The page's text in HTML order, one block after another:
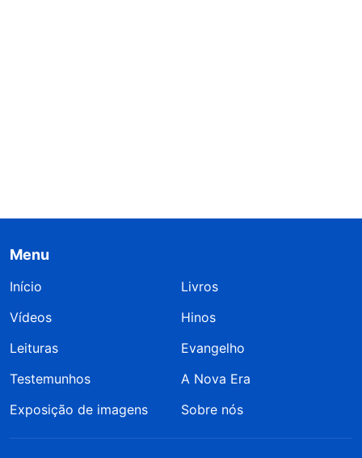
Menu
Início
Livros
Vídeos
Hinos
Leituras
Evangelho
Testemunhos
A Nova Era
Exposição de imagens
Sobre nós